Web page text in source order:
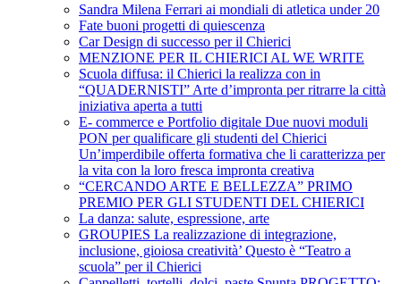
Sandra Milena Ferrari ai mondiali di atletica under 20
Fate buoni progetti di quiescenza
Car Design di successo per il Chierici
MENZIONE PER IL CHIERICI AL WE WRITE
Scuola diffusa: il Chierici la realizza con in
“QUADERNISTI” Arte d’impronta per ritrarre la città
iniziativa aperta a tutti
E- commerce e Portfolio digitale Due nuovi moduli
PON per qualificare gli studenti del Chierici
Un’imperdibile offerta formativa che li caratterizza per
la vita con la loro fresca impronta creativa
“CERCANDO ARTE E BELLEZZA” PRIMO
PREMIO PER GLI STUDENTI DEL CHIERICI
La danza: salute, espressione, arte
GROUPIES La realizzazione di integrazione,
inclusione, gioiosa creatività’ Questo è “Teatro a
scuola” per il Chierici